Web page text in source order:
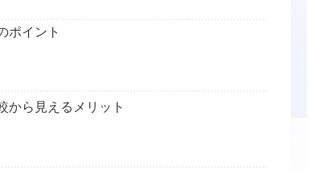
ポイント
から見えるメリット